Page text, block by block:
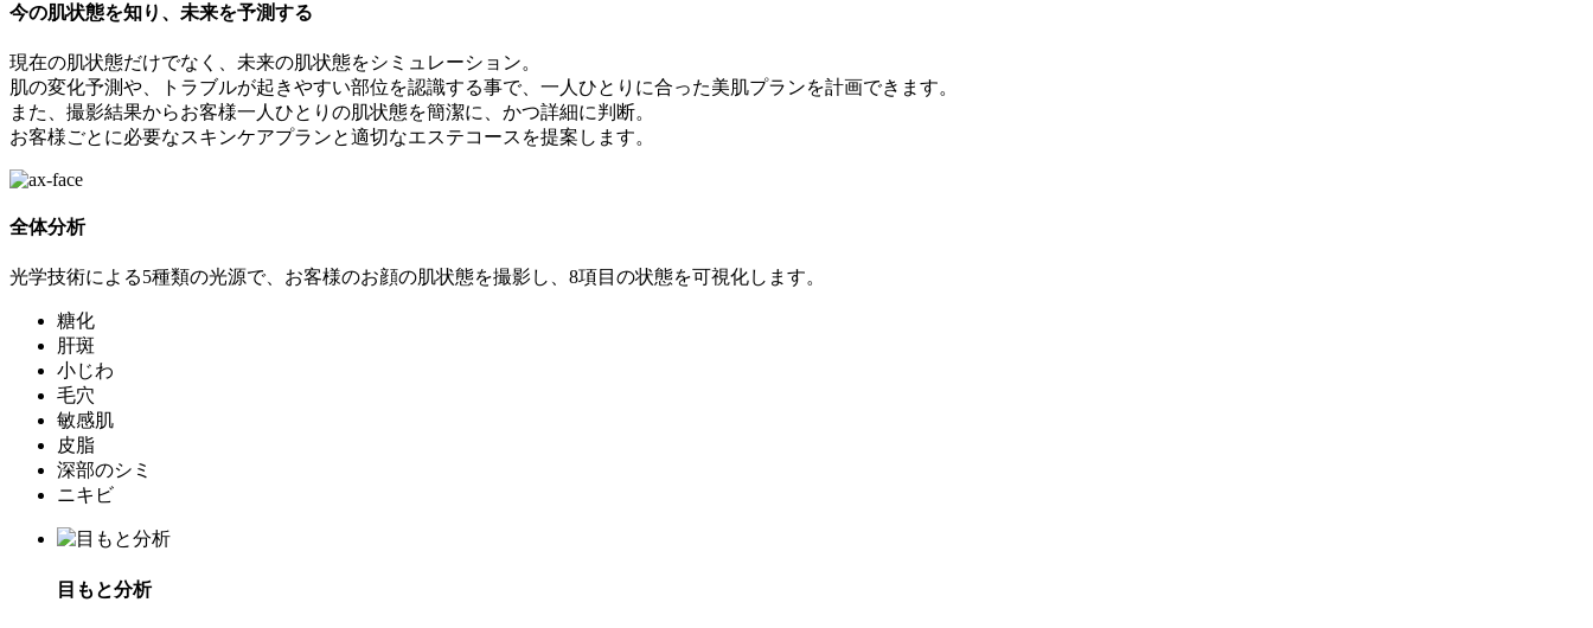
今の肌状態を知り、未来を予測する
現在の肌状態だけでなく、未来の肌状態をシミュレーション。
肌の変化予測や、トラブルが起きやすい部位を認識する事で、一人ひとりに合った美肌プランを計画できます。
また、撮影結果からお客様一人ひとりの肌状態を簡潔に、かつ詳細に判断。
お客様ごとに必要なスキンケアプランと適切なエステコースを提案します。
全体分析
光学技術による5種類の光源で、お客様のお顔の肌状態を撮影し、8項目の状態を可視化します。
糖化
肝斑
小じわ
毛穴
敏感肌
皮脂
深部のシミ
ニキビ
目もと分析